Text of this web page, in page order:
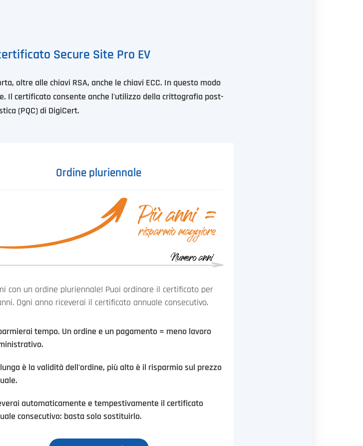
Secure Site Pro EV
oltre alle chiavi RSA, anche le chiavi ECC. In questo modo
Il certificato consente anche l'utilizzo della crittografia post-
(PQC) di DigiCert.
Ordine pluriennale
con un ordine pluriennale! Puoi ordinare il certificato per
Ogni anno riceverai il certificato annuale consecutivo.
tempo. Un ordine e un pagamento = meno lavoro
lunga è la validità dell'ordine, più alto è il risparmio sul prezzo
automaticamente e tempestivamente il certificato
consecutivo: basta solo sostituirlo.